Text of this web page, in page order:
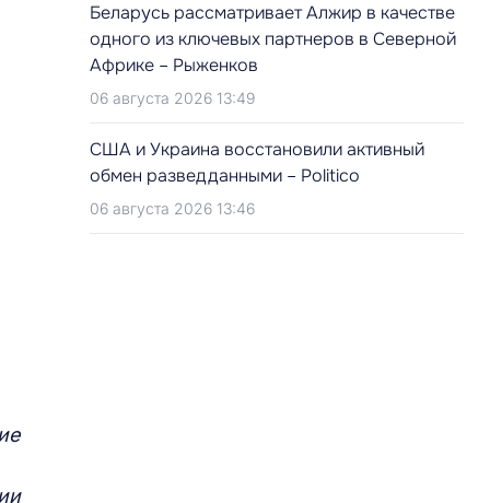
Беларусь рассматривает Алжир в качестве
одного из ключевых партнеров в Северной
Африке – Рыженков
06 августа 2026 13:49
США и Украина восстановили активный
обмен разведданными – Politico
06 августа 2026 13:46